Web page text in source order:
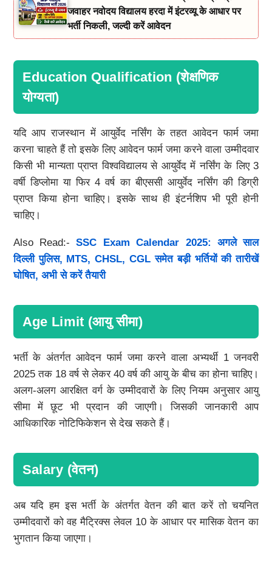
जवाहर नवोदय विद्यालय हरदा में इंटरव्यू के आधार पर
भर्ती निकली, जल्दी करें आवेदन
Education Qualification (शेक्षणिक
योग्यता)
यदि आप राजस्थान में आयुर्वेद नर्सिंग के तहत आवेदन फार्म जमा
करना चाहते हैं तो इसके लिए आवेदन फार्म जमा करने वाला उम्मीदवार
किसी भी मान्यता प्राप्त विश्वविद्यालय से आयुर्वेद में नर्सिंग के लिए 3
वर्षी डिप्लोमा या फिर 4 वर्ष का बीएससी आयुर्वेद नर्सिंग की डिग्री
प्राप्त किया होना चाहिए। इसके साथ ही इंटर्नशिप भी पूरी होनी
चाहिए।
Also Read:-SSC Exam Calendar 2025: अगले साल
दिल्ली पुलिस, MTS, CHSL, CGL समेत बड़ी भर्तियों की तारीखें
घोषित, अभी से करें तैयारी
Age Limit (आयु सीमा)
भर्ती के अंतर्गत आवेदन फार्म जमा करने वाला अभ्यर्थी 1 जनवरी
2025 तक 18 वर्ष से लेकर 40 वर्ष की आयु के बीच का होना चाहिए।
अलग-अलग आरक्षित वर्ग के उम्मीदवारों के लिए नियम अनुसार आयु
सीमा में छूट भी प्रदान की जाएगी। जिसकी जानकारी आप
आधिकारिक नोटिफिकेशन से देख सकते हैं।
Salary (वेतन)
अब यदि हम इस भर्ती के अंतर्गत वेतन की बात करें तो चयनित
उम्मीदवारों को वह मैट्रिक्स लेवल 10 के आधार पर मासिक वेतन का
भुगतान किया जाएगा।